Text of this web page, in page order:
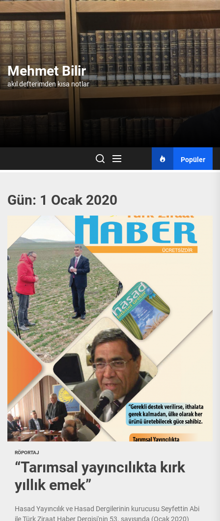
Skip
the
content
Mehmet Bilir
akıl defterimden kısa notlar
Popüler
Gün: 1 Ocak 2020
RÖPORTAJ
“Tarımsal yayıncılıkta kırk
yıllık emek”
Hasad Yayıncılık ve Hasad Dergilerinin kurucusu Seyfettin Abi
ile Türk Ziraat Haber Dergisi'nin 53. sayısında (Ocak 2020)